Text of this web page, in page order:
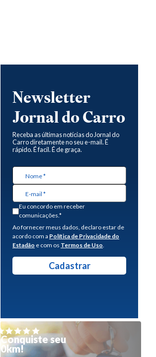
Newsletter
Jornal do Carro
Receba as últimas notícias do Jornal do
Carro diretamente no seu e-mail. É
rápido. É facil. É de graça.
Eu concordo em receber
comunicações.*
Ao fornecer meus dados, declaro estar de
acordo com a Política de Privacidade do
Estadão e com os Termos de Uso.
Conquiste seu
0km!